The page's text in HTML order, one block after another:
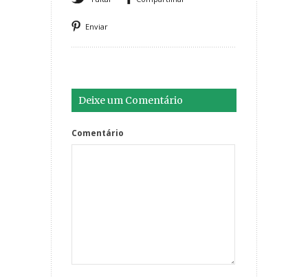
Enviar
Deixe um Comentário
Comentário